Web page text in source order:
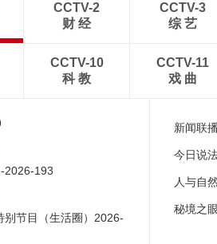
CCTV-2
财 经
CCTV-3
综 艺
CCTV-10
科 教
CCTV-11
戏 曲
2026-193
别节目（生活圈）2026-
新闻联
今日说
人与自
秘境之